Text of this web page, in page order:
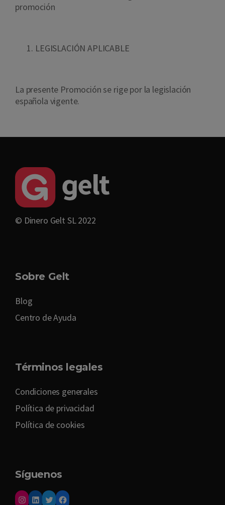
promoción
LEGISLACIÓN APLICABLE
La presente Promoción se rige por la legislación
española vigente.
© Dinero Gelt SL 2022
Sobre Gelt
Blog
Centro de Ayuda
Términos legales
Condiciones generales
Política de privacidad
Política de cookies
Síguenos